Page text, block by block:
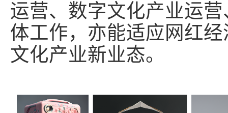
运营、数字文化产业运
体工作，亦能适应网红
文化产业新业态。